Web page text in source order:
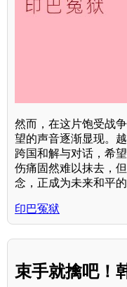
然而，在这片饱受战
望的声音逐渐显现。
跨国和解与对话，希
伤痛固然难以抹去，
念，正成为未来和平的
印巴冤狱
束手就擒吧！